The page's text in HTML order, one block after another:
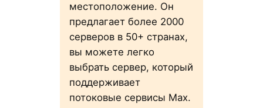
местоположение. Он
предлагает более 2000
серверов в 50+ странах,
вы можете легко
выбрать сервер, который
поддерживает
потоковые сервисы Max.